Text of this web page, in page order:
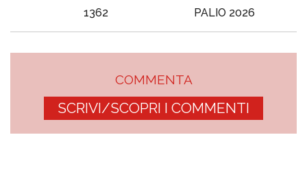
1362
PALIO 2026
COMMENTA
SCRIVI/SCOPRI I COMMENTI